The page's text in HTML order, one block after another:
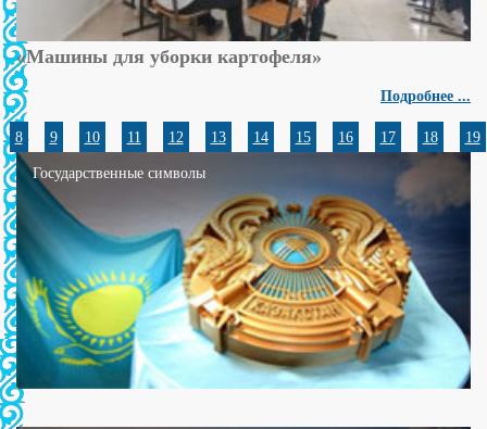
«Машины для уборки картофеля»
Подробнее ...
8 9 10 11 12 13 14 15 16 17 18 19
Государственные символы